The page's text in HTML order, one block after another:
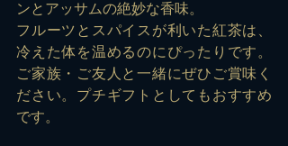
ンとアッサムの絶妙な香味。
フルーツとスパイスが利いた紅茶は、
冷えた体を温めるのにぴったりです。
ご家族・ご友人と一緒にぜひご賞味く
ださい。プチギフトとしてもおすすめ
です。